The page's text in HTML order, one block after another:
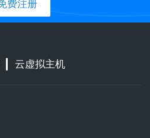
费注册
云虚拟主机